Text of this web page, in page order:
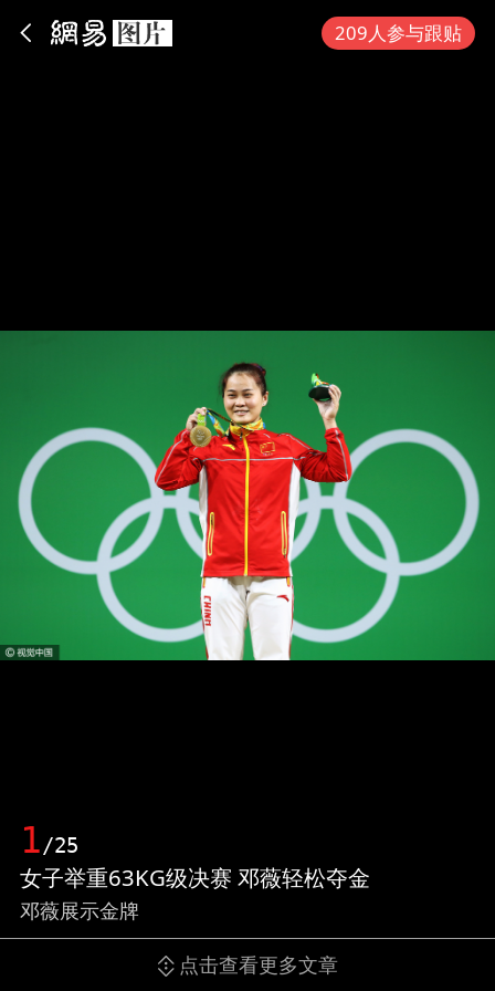
209人参与跟贴
1/25
女子举重63KG级决赛 邓薇轻松夺金
邓薇展示金牌
点击查看更多文章